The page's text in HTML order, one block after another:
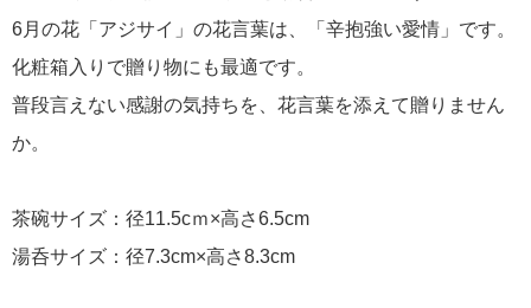
6月の花「アジサイ」の花言葉は、「辛抱強い愛情」です。
化粧箱入りで贈り物にも最適です。
普段言えない感謝の気持ちを、花言葉を添えて贈りません
か。
茶碗サイズ：径11.5cｍ×高さ6.5cm
湯呑サイズ：径7.3cm×高さ8.3cm